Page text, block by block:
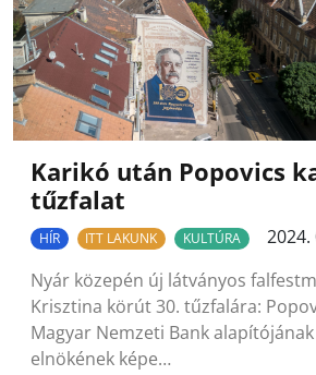
Karikó után Popovics
tűzfalat
HÍR ITT LAKUNK KULTÚRA
2024.
Nyár közepén új látványos
Krisztina körút 30. tűzfalára:
Magyar Nemzeti Bank
elnökének képe…